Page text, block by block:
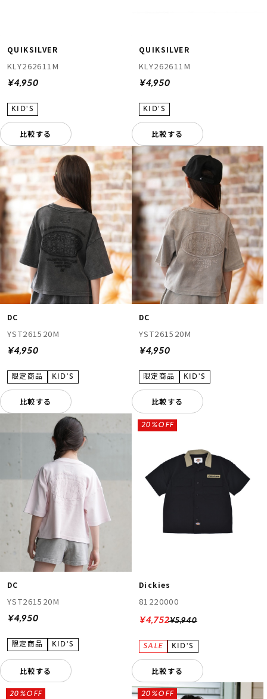
QUIKSILVER
KLY262611M
¥4,950
比較する
QUIKSILVER
KLY262611M
¥4,950
比較する
DC
YST261520M
¥4,950
比較する
DC
YST261520M
¥4,950
比較する
DC
YST261520M
¥4,950
比較する
Dickies
81220000
¥5,940
20%OFF
¥4,752
比較する
20%OFF 20%OFF